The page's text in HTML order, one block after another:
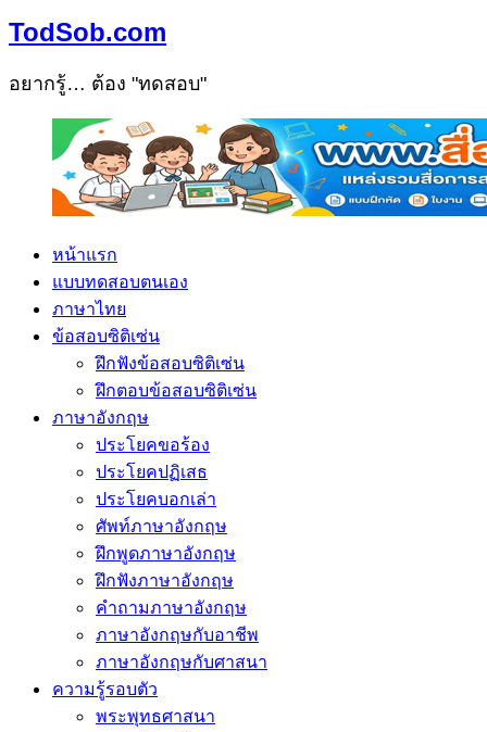
TodSob.com
อยากรู้… ต้อง "ทดสอบ"
หน้าแรก
แบบทดสอบตนเอง
ภาษาไทย
ข้อสอบซิติเซ่น
ฝึกฟังข้อสอบซิติเซ่น
ฝึกตอบข้อสอบซิติเซ่น
ภาษาอังกฤษ
ประโยคขอร้อง
ประโยคปฏิเสธ
ประโยคบอกเล่า
ศัพท์ภาษาอังกฤษ
ฝึกพูดภาษาอังกฤษ
ฝึกฟังภาษาอังกฤษ
คำถามภาษาอังกฤษ
ภาษาอังกฤษกับอาชีพ
ภาษาอังกฤษกับศาสนา
ความรู้รอบตัว
พระพุทธศาสนา